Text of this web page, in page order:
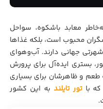
معابد باشکوه، سواحل
محبوب است، بلکه غذاها
جهانی دارند. آب‌وهوای
بستری ایده‌آل برای پرورش
طعم و ظاهرشان برای بسیاری
که باتور تایلند به این کشور